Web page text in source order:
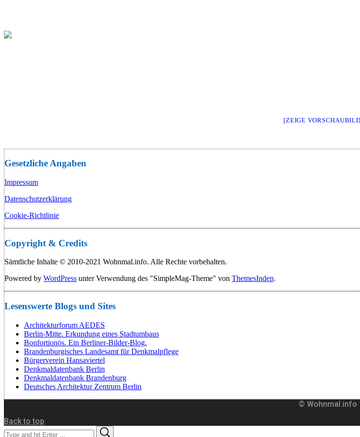
[ZEIGE
Gesetzliche Angaben
Impressum
Datenschutzerklärung
Cookie-Richtlinie
Copyright & Credits
Sämtliche Inhalte © 2010-2021 Wohnmal.info. Alle Rechte vorbehalten.
Powered by WordPress unter Verwendung des "SimpleMag-Theme" von ThemesIndep.
Lesenswerte Blogs und Sites
Architekturforum AEDES
Berlin-Mitte. Erkundung eines Stadtumbaus
Bonfortionös. Ein Berliner-Bilder-Blog.
Brandenburgisches Landesamt für Denkmalpflege
Bürgerverein Hansaviertel
Denkmaldatenbank Berlin
Denkmaldatenbank Brandenburg
Deutsches Architektur Zentrum Berlin
© Wohnmal.info
Back to top
Search